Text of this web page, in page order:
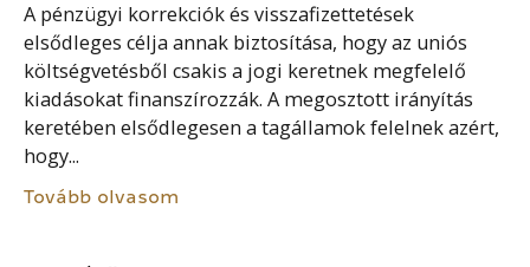
A pénzügyi korrekciók és visszafizettetések
elsődleges célja annak biztosítása, hogy az uniós
költségvetésből csakis a jogi keretnek megfelelő
kiadásokat finanszírozzák. A megosztott irányítás
keretében elsődlegesen a tagállamok felelnek azért,
hogy...
Tovább olvasom